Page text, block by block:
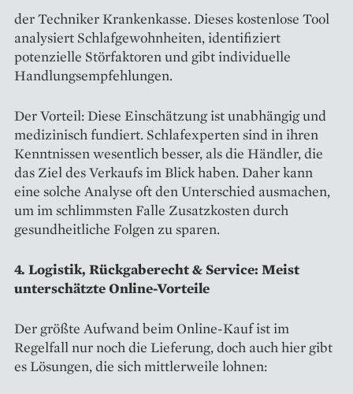
der Techniker Krankenkasse. Dieses kostenlose Tool
analysiert Schlafgewohnheiten, identifiziert
potenzielle Störfaktoren und gibt individuelle
Handlungsempfehlungen.
Der Vorteil: Diese Einschätzung ist unabhängig und
medizinisch fundiert. Schlafexperten sind in ihren
Kenntnissen wesentlich besser, als die Händler, die
das Ziel des Verkaufs im Blick haben. Daher kann
eine solche Analyse oft den Unterschied ausmachen,
um im schlimmsten Falle Zusatzkosten durch
gesundheitliche Folgen zu sparen.
4. Logistik, Rückgaberecht & Service: Meist
unterschätzte Online-Vorteile
Der größte Aufwand beim Online-Kauf ist im
Regelfall nur noch die Lieferung, doch auch hier gibt
es Lösungen, die sich mittlerweile lohnen: